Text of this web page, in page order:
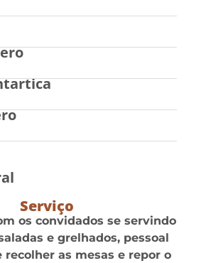
Serviço
os convidados se servindo
e grelhados, pessoal
recolher as mesas e repor o